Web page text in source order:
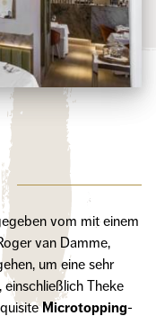
vom mit einem
van Damme,
um eine sehr
einschließlich Theke
Microtopping-